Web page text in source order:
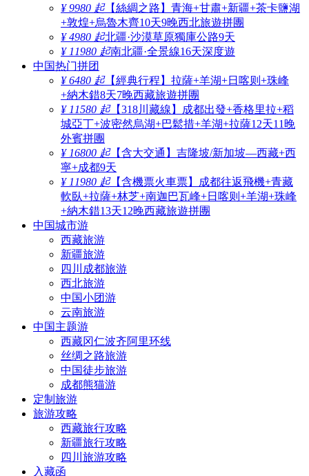
¥ 9980 起【絲綢之路】青海+甘肅+新疆+茶卡鹽湖
+敦煌+烏魯木齊10天9晚西北旅遊拼團
¥ 4980 起北疆·沙漠草原獨庫公路9天
¥ 11980 起南北疆·全景線16天深度遊
中国热门拼团
¥ 6480 起【經典行程】拉薩+羊湖+日喀则+珠峰
+納木錯8天7晚西藏旅遊拼團
¥ 11580 起【318川藏線】成都出發+香格里拉+稻
城亞丁+波密然烏湖+巴鬆措+羊湖+拉薩12天11晚
外賓拼團
¥ 16800 起【含大交通】吉隆坡/新加坡—西藏+西
寧+成都9天
¥ 11980 起【含機票火車票】成都往返飛機+青藏
軟臥+拉薩+林芝+南迦巴瓦峰+日喀则+羊湖+珠峰
+納木錯13天12晚西藏旅遊拼團
中国城市游
西藏旅游
新疆旅游
四川成都旅游
西北旅游
中国小团游
云南旅游
中国主题游
西藏冈仁波齐阿里环线
丝绸之路旅游
中国徒步旅游
成都熊猫游
定制旅游
旅游攻略
西藏旅行攻略
新疆旅行攻略
四川旅游攻略
入藏函